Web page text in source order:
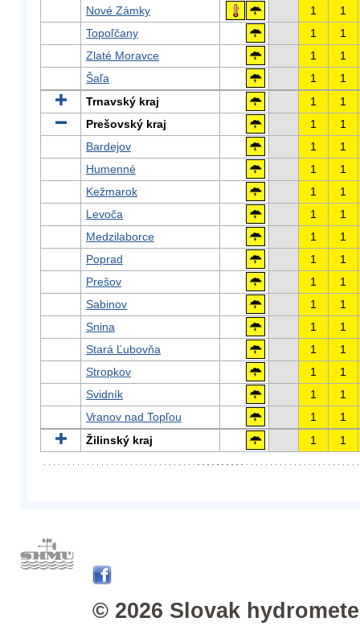
Nové Zámky
1
1
Topoľčany
1
1
Zlaté Moravce
1
1
Šaľa
1
1
Trnavský kraj
1
1
Prešovský kraj
1
1
Bardejov
1
1
Humenné
1
1
Kežmarok
1
1
Levoča
1
1
Medzilaborce
1
1
Poprad
1
1
Prešov
1
1
Sabinov
1
1
Snina
1
1
Stará Ľubovňa
1
1
Stropkov
1
1
Svidník
1
1
Vranov nad Topľou
1
1
Žilinský kraj
1 1
© 2026 Slovak